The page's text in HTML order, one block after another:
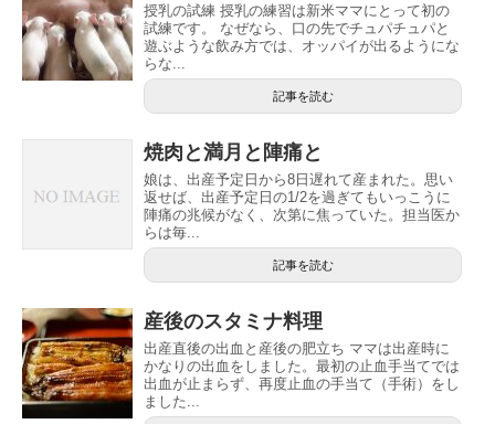
授乳の試練 授乳の練習は新米ママにとって初の
試練です。 なぜなら、口の先でチュパチュパと
遊ぶような飲み方では、オッパイが出るようにな
らな...
記事を読む
焼肉と満月と陣痛と
娘は、出産予定日から8日遅れて産まれた。思い
返せば、出産予定日の1/2を過ぎてもいっこうに
陣痛の兆候がなく、次第に焦っていた。担当医か
らは毎...
記事を読む
産後のスタミナ料理
出産直後の出血と産後の肥立ち ママは出産時に
かなりの出血をしました。最初の止血手当てでは
出血が止まらず、再度止血の手当て（手術）をし
ました...